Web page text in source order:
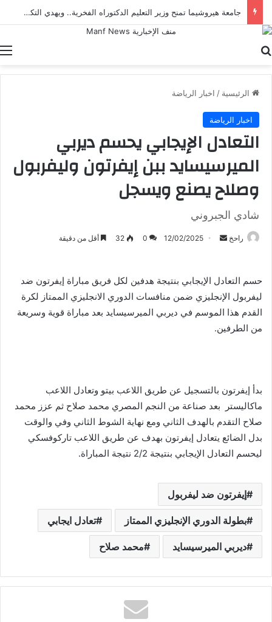
جامعة هيروشيما تمنح وزير التعليم الدكتوراه الفخرية.. ويهدي التكريم لمعلمي مصر
الرئيسية / اخبار الرياضة
اخبار الرياضة
التعادل الإيجابي يحسم ديربي
الميرسيسايد ببن إيفرتون وليفربول
وصلاح يصنع ويسجل
شادي الجبروني
راحخ
أرسل 12/02/2025
0
32 أقل من دقيقة
حسم التعادل الإيجابي بنتيجة هدفين لكل فريق مباراة إيفرتون ضد
ليفربول الإنجليزي ضمن منافسات الدوري الانجليزي الممتاز لكرة
القدم هذا الموسم في ديربي الميرسيسايد بعد مباراة قوية وسريعة
من الطرفين.
بدأ إيفرتون بالتسجيل عن طريق اللاعب بيتو وتعادل اللاعب
ماكاليستر بعد صناعة من النجم المصري محمد صلاح ثم عزز محمد
صلاح التقدم بالهدف الثاني ومع نهاية الشوط الثاني وفي والوقت
بدل الضائع يتعادل إيفرتون بهدف عن طريق اللاعب تاركوفسكي
ليحسم التعادل الإيجابي بنتيجة 2/2 نتيجة المباراة.
إيفرتون ضد ليفربول
بطولة الدوري الإنجليزي الممتاز تعادل ايجابي
ديربي الميرسيسايد محمد صلاح